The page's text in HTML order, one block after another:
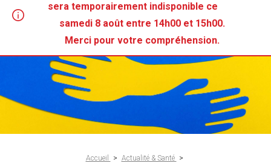
sera temporairement indisponible ce
samedi 8 août entre 14h00 et 15h00.
Merci pour votre compréhension.
Accueil > Actualité & Santé >